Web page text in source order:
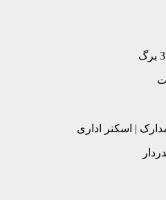
| اسکنر اداری